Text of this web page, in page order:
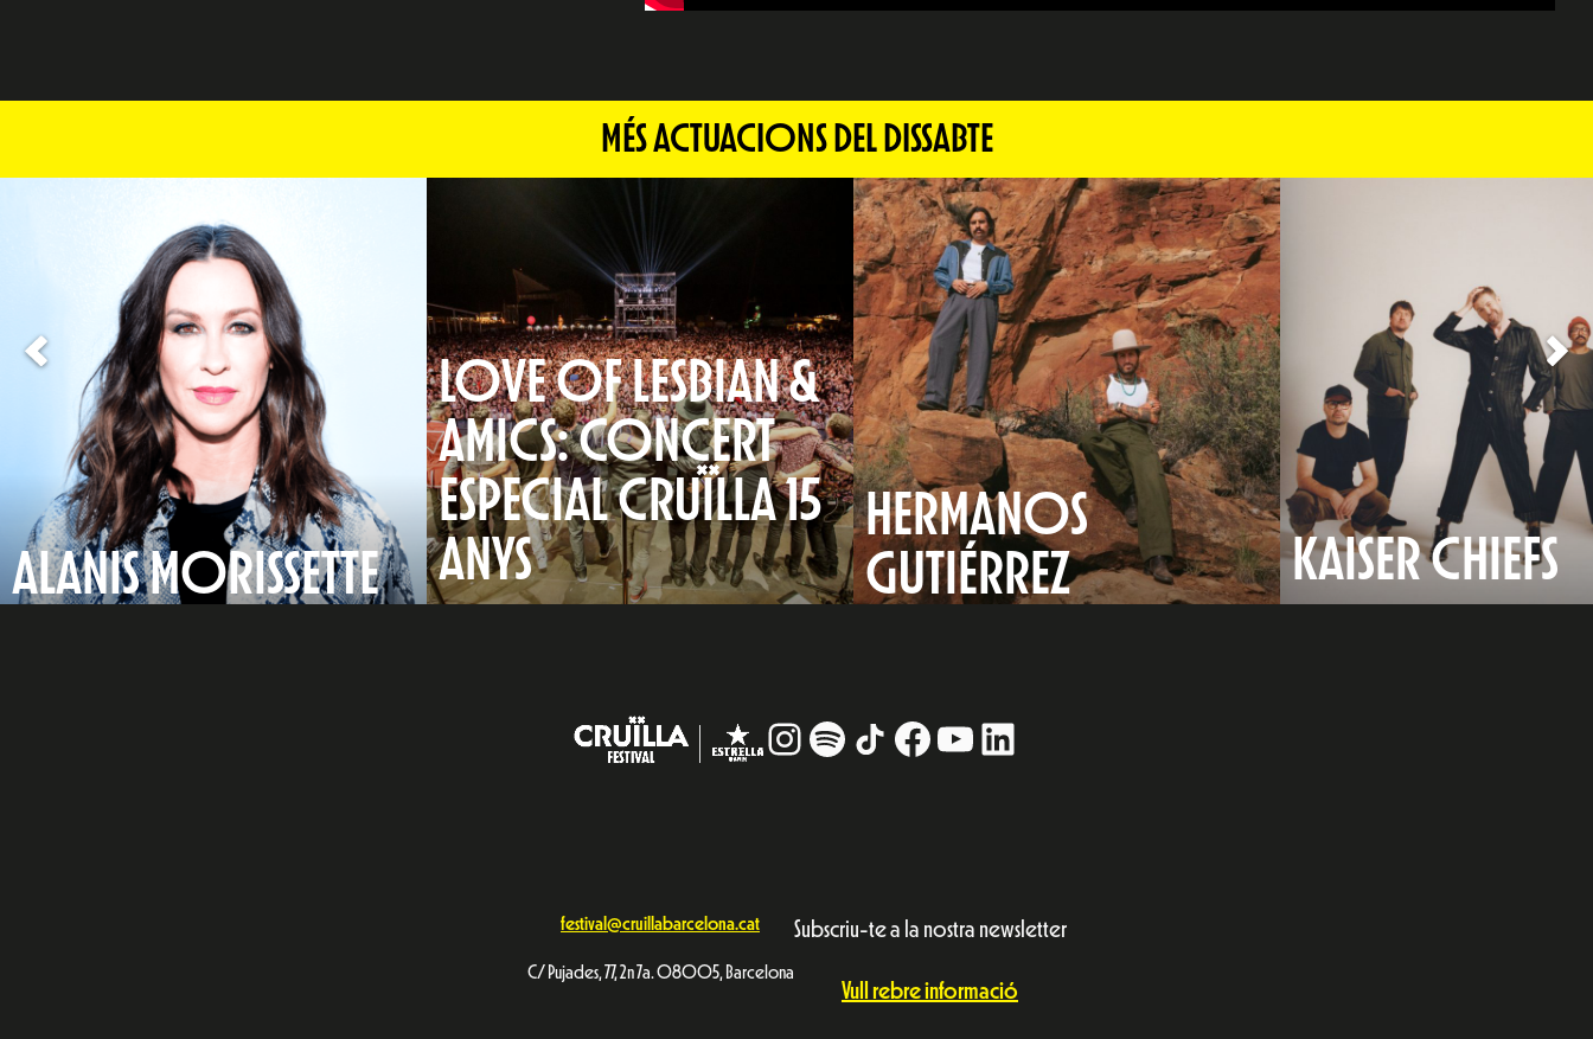
MÉS ACTUACIONS DEL DISSABTE
ALANIS MORISSETTE
LOVE OF LESBIAN &
AMICS: CONCERT
ESPECIAL CRUÏLLA 15
ANYS
HERMANOS
GUTIÉRREZ
KAISER CHIEFS
Instagram
# TikTokFacebook
YouTube
LinkedIn
festival@cruillabarcelona.cat
C/ Pujades, 77, 2n 7a. 08005, Barcelona
Subscriu-te a la nostra newsletter
Vull rebre informació